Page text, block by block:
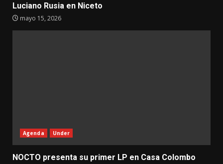
Luciano Rusia en Niceto
mayo 15, 2026
Agenda Under
NOCTO presenta su primer LP en Casa Colombo